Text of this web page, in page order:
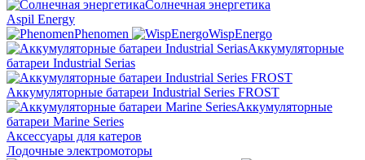
Солнечная энергетика
Aspil Energy
Phenomen
WispEnergo
Аккумуляторные
батареи Industrial Serias
Аккумуляторные батареи Industrial Series FROST
Аккумуляторные
батареи Marine Series
Аксессуары для катеров
Лодочные электромоторы